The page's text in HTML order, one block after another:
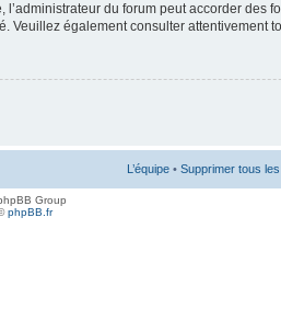
du forum peut accorder
également consulter attentivement
L’équipe • Supprimer tous
Group
phpBB.fr